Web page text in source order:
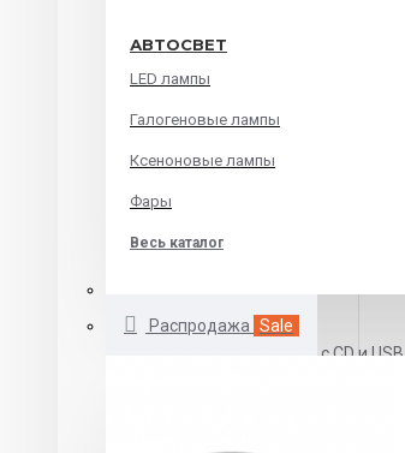
АВТОСВЕТ
LED лампы
Галогеновые лампы
Ксеноновые лампы
Фары
Весь каталог
Распродажа Sale
Lada
Mazda
Mitsubishi
Автомагнитолы с CD и USB